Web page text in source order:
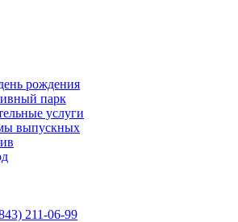
рождения
парк
услуги
выпускных
211-06-99